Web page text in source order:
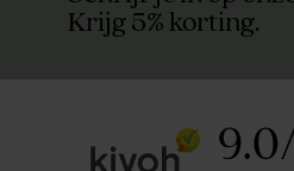
Krijg 5% korting.
9.0/